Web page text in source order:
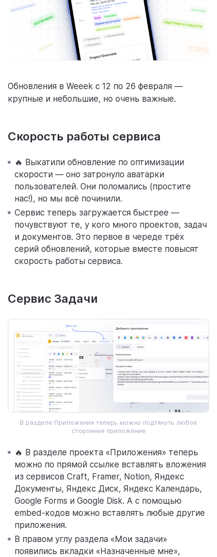
блог
полезности и рассказы о приятном
цены
тарифные планы для любых команд
помощь
помогаем научиться работать в Weeek
Обновления в Weeek с 12 по 26 февраля —
крупные и небольшие, но очень важные.
Скорость работы сервиса
🔥 Выкатили обновление по оптимизации
скорости — оно затронуло аватарки
пользователей. Они поломались (простите
нас!), но мы всё починили.
Сервис теперь загружается быстрее —
почувствуют те, у кого много проектов, задач
и документов. Это первое в череде трёх
серий обновлений, которые вместе повысят
скорость работы сервиса.
Сервис Задачи
В разделе Приложения теперь можно подтянуть любое
стороннее приложение
🔥 В разделе проекта «Приложения» теперь
можно по прямой ссылке вставлять вложения
из сервисов Craft, Framer, Notion, Яндекс
Документы, Яндекс Диск, Яндекс Календарь,
Google Forms и Google Disk. А с помощью
embed-кодов можно вставлять любые другие
приложения.
В правом углу раздела «Мои задачи»
появились вкладки «Назначенные мне»,